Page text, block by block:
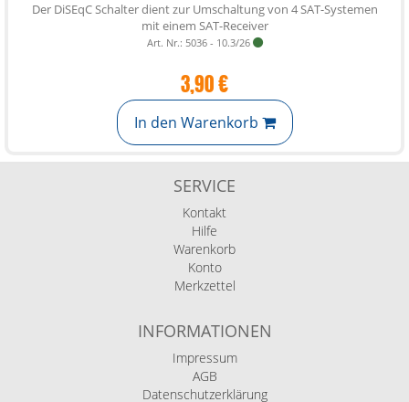
Der DiSEqC Schalter dient zur Umschaltung von 4 SAT-Systemen
mit einem SAT-Receiver
Art. Nr.: 5036 - 10.3/26
3,90 €
In den Warenkorb
SERVICE
Kontakt
Hilfe
Warenkorb
Konto
Merkzettel
INFORMATIONEN
Impressum
AGB
Datenschutzerklärung